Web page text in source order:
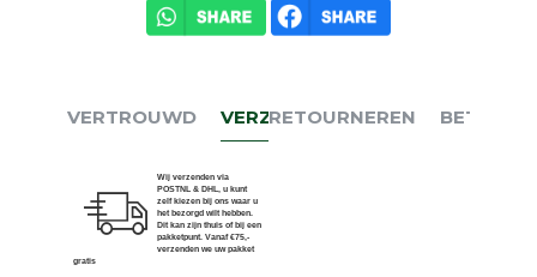
VERTROUWD VERZENDEN
Wij verzenden via
POSTNL & DHL, u kunt
zelf kiezen bij ons waar u
het bezorgd wilt hebben.
Dit kan zijn thuis of bij een
pakketpunt. Vanaf €75,-
verzenden we uw pakket
gratis
RETOURNEREN BETALEN